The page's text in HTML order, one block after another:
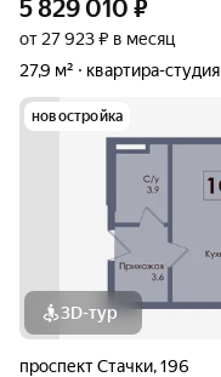
5 829 010 ₽
от 27 923 ₽ в месяц
27,9 м²
квартира-студия
новостройка
3D-тур
проспект Стачки,196